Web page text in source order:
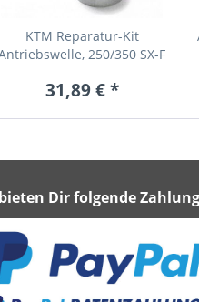
KTM Reparatur-Kit
250/350 SX-F
31,89 € *
Dir folgende